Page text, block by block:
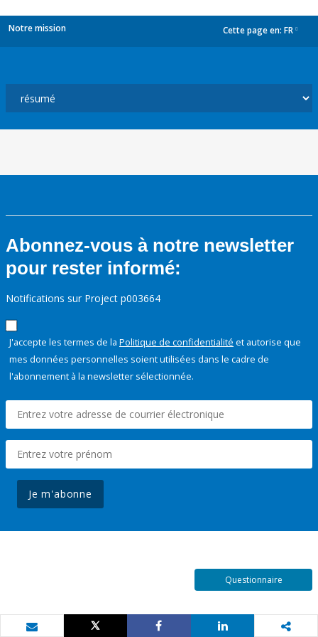
Notre mission Cette page en: FR
Abonnez-vous à notre newsletter
pour rester informé:
Notifications sur Project p003664
J'accepte les termes de la Politique de confidentialité et autorise que
mes données personnelles soient utilisées dans le cadre de
l'abonnement à la newsletter sélectionnée.
Je m'abonne
Questionnaire